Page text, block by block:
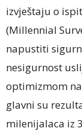
izvještaju o
(Millennial
napustiti
nesigurnost
optimizmom
glavni su
milenijalaca iz